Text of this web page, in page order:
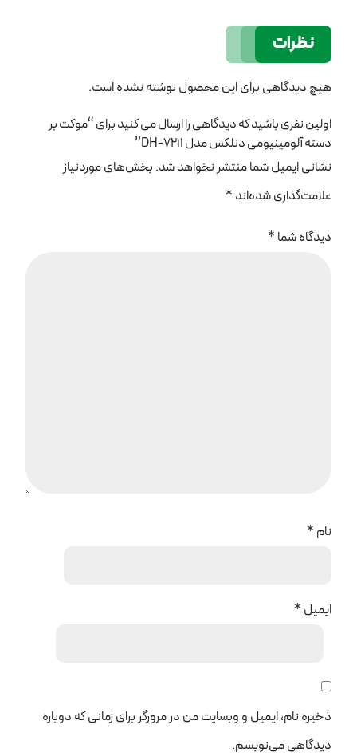
نظرات
هیچ دیدگاهی برای این محصول نوشته نشده است.
اولین نفری باشید که دیدگاهی را ارسال می کنید برای “موکت بر
دسته آلومینیومی دنلکس مدل DH-7211”
نشانی ایمیل شما منتشر نخواهد شد. بخش‌های موردنیاز
علامت‌گذاری شده‌اند *
دیدگاه شما *
نام *
ایمیل *
ذخیره نام، ایمیل و وبسایت من در مرورگر برای زمانی که دوباره
دیدگاهی می‌نویسم.